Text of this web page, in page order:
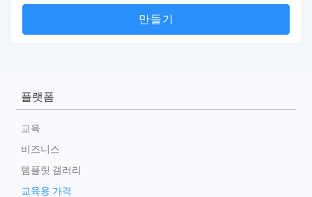
만들기
플랫폼
교육
비즈니스
템플릿 갤러리
교육용 가격